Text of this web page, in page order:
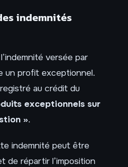
indemnités
versée par
un profit exceptionnel.
au crédit du
exceptionnels sur
».
indemnité peut être
de répartir l’imposition